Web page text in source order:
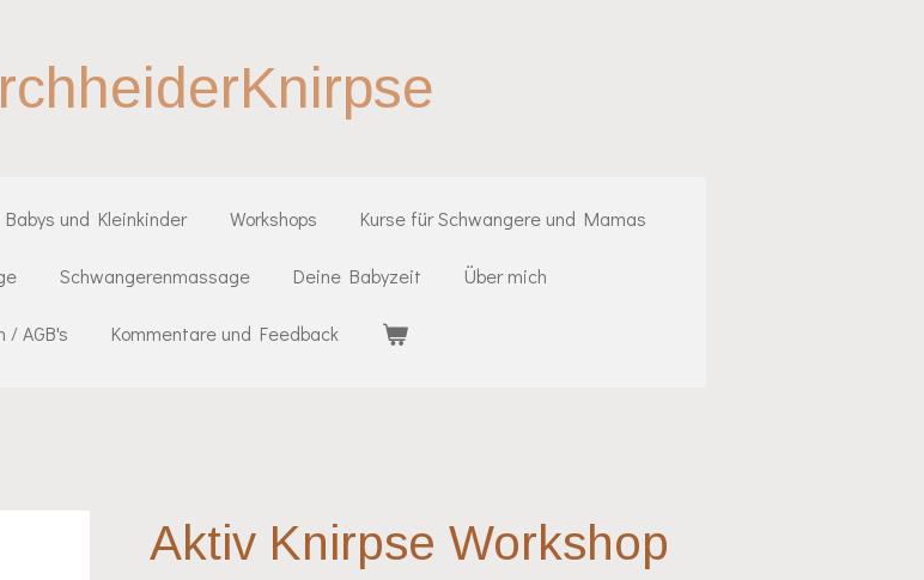
und Kleinkinder Workshops Kurse für Schwangere und Mamas
Schwangerenmassage Deine Babyzeit Über mich
/ AGB's Kommentare und Feedback
Aktiv Knirpse Workshop